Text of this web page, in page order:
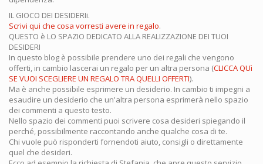
IL GIOCO DEI DESIDERIi.
Scrivi qui che cosa vorresti avere in regalo.
QUESTO è LO SPAZIO DEDICATO ALLA REALIZZAZIONE DEI TUOI
DESIDERI
In questo blog è possibile prendere uno dei regali che vengono
offerti, in cambio lascerai un regalo per un altra persona (CLICCA QUì
SE VUOI SCEGLIERE UN REGALO TRA QUELLI OFFERTI).
Ma è anche possibile esprimere un desiderio. In cambio ti impegni a
esaudire un desiderio che un'altra persona esprimerà nello spazio
dei commenti a questo testo.
Nello spazio dei commenti puoi scrivere cosa desideri spiegando il
perché, possibilmente raccontando anche qualche cosa di te.
Chi vuole può risponderti fornendoti aiuto, consigli o direttamente
quel che desideri.